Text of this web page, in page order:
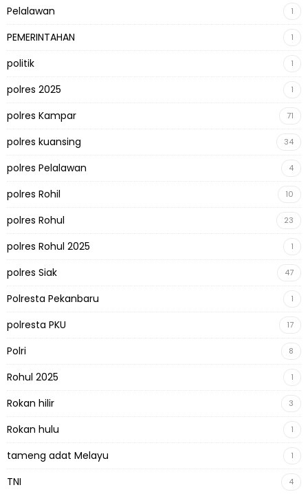
Pelalawan 1
PEMERINTAHAN 1
politik 1
polres 2025 1
polres Kampar 71
polres kuansing 34
polres Pelalawan 4
polres Rohil 10
polres Rohul 23
polres Rohul 2025 1
polres Siak 47
Polresta Pekanbaru 1
polresta PKU 17
Polri 8
Rohul 2025 1
Rokan hilir 3
Rokan hulu 1
tameng adat Melayu 1
TNI 4